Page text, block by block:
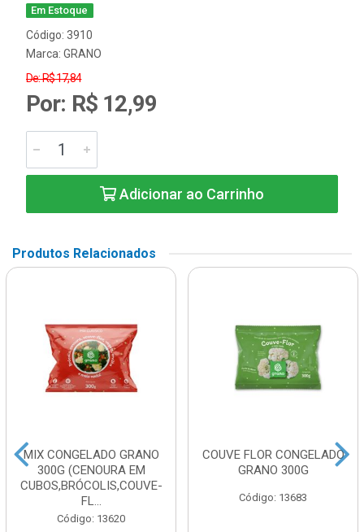
Em Estoque
Código: 3910
Marca: GRANO
De: R$ 17,84
Por: R$ 12,99
Adicionar ao Carrinho
Produtos Relacionados
MIX CONGELADO GRANO
300G (CENOURA EM
CUBOS,BRÓCOLIS,COUVE-
FL...
Código: 13620
COUVE FLOR CONGELADO
GRANO 300G
Código: 13683